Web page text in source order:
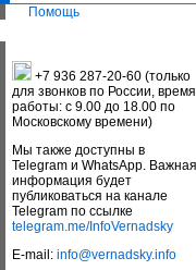
Помощь
+7 936 287-20-60 (только
для звонков по России, время
работы: с 9.00 до 18.00 по
Московскому времени)
Мы также доступны в
Telegram и WhatsApp. Важная
информация будет
публиковаться на канале
Telegram по ссылке
telegram.me/InfoVernadsky
E-mail: info@vernadsky.info